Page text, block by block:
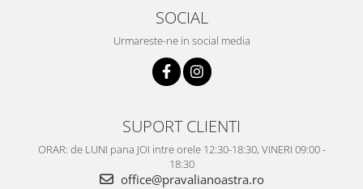
SOCIAL
Urmareste-ne in social media
SUPORT CLIENTI
ORAR: de LUNI pana JOI intre orele 12:30-18:30, VINERI 09:00 -
18:30
office@pravalianoastra.ro